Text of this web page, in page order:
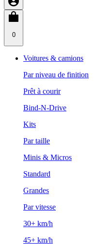
0
Voitures & camions
Par niveau de finition
Prêt à courir
Bind-N-Drive
Kits
Par taille
Minis & Micros
Standard
Grandes
Par vitesse
30+ km/h
45+ km/h